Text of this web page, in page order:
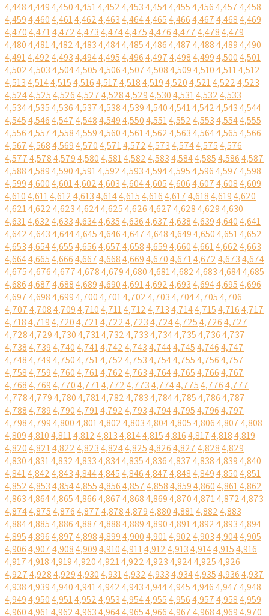
4,4484,4494,4504,4514,4524,4534,4544,4554,4564,4574,458
4,4594,4604,4614,4624,4634,4644,4654,4664,4674,4684,469
4,4704,4714,4724,4734,4744,4754,4764,4774,4784,479
4,4804,4814,4824,4834,4844,4854,4864,4874,4884,4894,490
4,4914,4924,4934,4944,4954,4964,4974,4984,4994,5004,501
4,5024,5034,5044,5054,5064,5074,5084,5094,5104,5114,512
4,5134,5144,5154,5164,5174,5184,5194,5204,5214,5224,523
4,5244,5254,5264,5274,5284,5294,5304,5314,5324,533
4,5344,5354,5364,5374,5384,5394,5404,5414,5424,5434,544
4,5454,5464,5474,5484,5494,5504,5514,5524,5534,5544,555
4,5564,5574,5584,5594,5604,5614,5624,5634,5644,5654,566
4,5674,5684,5694,5704,5714,5724,5734,5744,5754,576
4,5774,5784,5794,5804,5814,5824,5834,5844,5854,5864,587
4,5884,5894,5904,5914,5924,5934,5944,5954,5964,5974,598
4,5994,6004,6014,6024,6034,6044,6054,6064,6074,6084,609
4,6104,6114,6124,6134,6144,6154,6164,6174,6184,6194,620
4,6214,6224,6234,6244,6254,6264,6274,6284,6294,630
4,6314,6324,6334,6344,6354,6364,6374,6384,6394,6404,641
4,6424,6434,6444,6454,6464,6474,6484,6494,6504,6514,652
4,6534,6544,6554,6564,6574,6584,6594,6604,6614,6624,663
4,6644,6654,6664,6674,6684,6694,6704,6714,6724,6734,674
4,6754,6764,6774,6784,6794,6804,6814,6824,6834,6844,685
4,6864,6874,6884,6894,6904,6914,6924,6934,6944,6954,696
4,6974,6984,6994,7004,7014,7024,7034,7044,7054,706
4,7074,7084,7094,7104,7114,7124,7134,7144,7154,7164,717
4,7184,7194,7204,7214,7224,7234,7244,7254,7264,727
4,7284,7294,7304,7314,7324,7334,7344,7354,7364,737
4,7384,7394,7404,7414,7424,7434,7444,7454,7464,747
4,7484,7494,7504,7514,7524,7534,7544,7554,7564,757
4,7584,7594,7604,7614,7624,7634,7644,7654,7664,767
4,7684,7694,7704,7714,7724,7734,7744,7754,7764,777
4,7784,7794,7804,7814,7824,7834,7844,7854,7864,787
4,7884,7894,7904,7914,7924,7934,7944,7954,7964,797
4,7984,7994,8004,8014,8024,8034,8044,8054,8064,8074,808
4,8094,8104,8114,8124,8134,8144,8154,8164,8174,8184,819
4,8204,8214,8224,8234,8244,8254,8264,8274,8284,829
4,8304,8314,8324,8334,8344,8354,8364,8374,8384,8394,840
4,8414,8424,8434,8444,8454,8464,8474,8484,8494,8504,851
4,8524,8534,8544,8554,8564,8574,8584,8594,8604,8614,862
4,8634,8644,8654,8664,8674,8684,8694,8704,8714,8724,873
4,8744,8754,8764,8774,8784,8794,8804,8814,8824,883
4,8844,8854,8864,8874,8884,8894,8904,8914,8924,8934,894
4,8954,8964,8974,8984,8994,9004,9014,9024,9034,9044,905
4,9064,9074,9084,9094,9104,9114,9124,9134,9144,9154,916
4,9174,9184,9194,9204,9214,9224,9234,9244,9254,926
4,9274,9284,9294,9304,9314,9324,9334,9344,9354,9364,937
4,9384,9394,9404,9414,9424,9434,9444,9454,9464,9474,948
4,9494,9504,9514,9524,9534,9544,9554,9564,9574,9584,959
4,9604,9614,9624,9634,9644,9654,9664,9674,9684,9694,970